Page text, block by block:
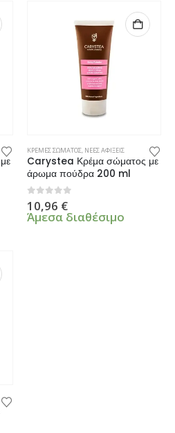
ΚΡΕΜΕΣ ΣΩΜΑΤΟΣ, ΝΕΕΣ ΑΦΙΞΕΙΣ
Carystea Κρέμα σώματος με
άρωμα πούδρα 200 ml
0 από 5
10,96 €
Άμεσα διαθέσιμο